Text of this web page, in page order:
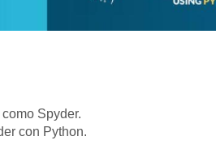
Spyder.
con Python.